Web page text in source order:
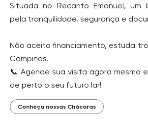
Situada no Recanto Emanuel, um
pela tranquilidade, segurança e
Não aceita financiamento, estuda
Campinas.
📞 Agende sua visita agora mesmo
de perto o seu futuro lar!
Conheça nossas Chácaras